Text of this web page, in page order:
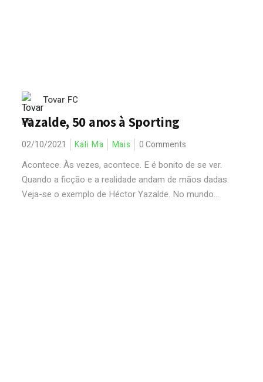
Tovar FC
Yazalde, 50 anos à Sporting
02/10/2021 Kali Ma Mais 0 Comments
Acontece. Às vezes, acontece. E é bonito de se ver.
Quando a ficção e a realidade andam de mãos dadas.
Veja-se o exemplo de Héctor Yazalde. No mundo...